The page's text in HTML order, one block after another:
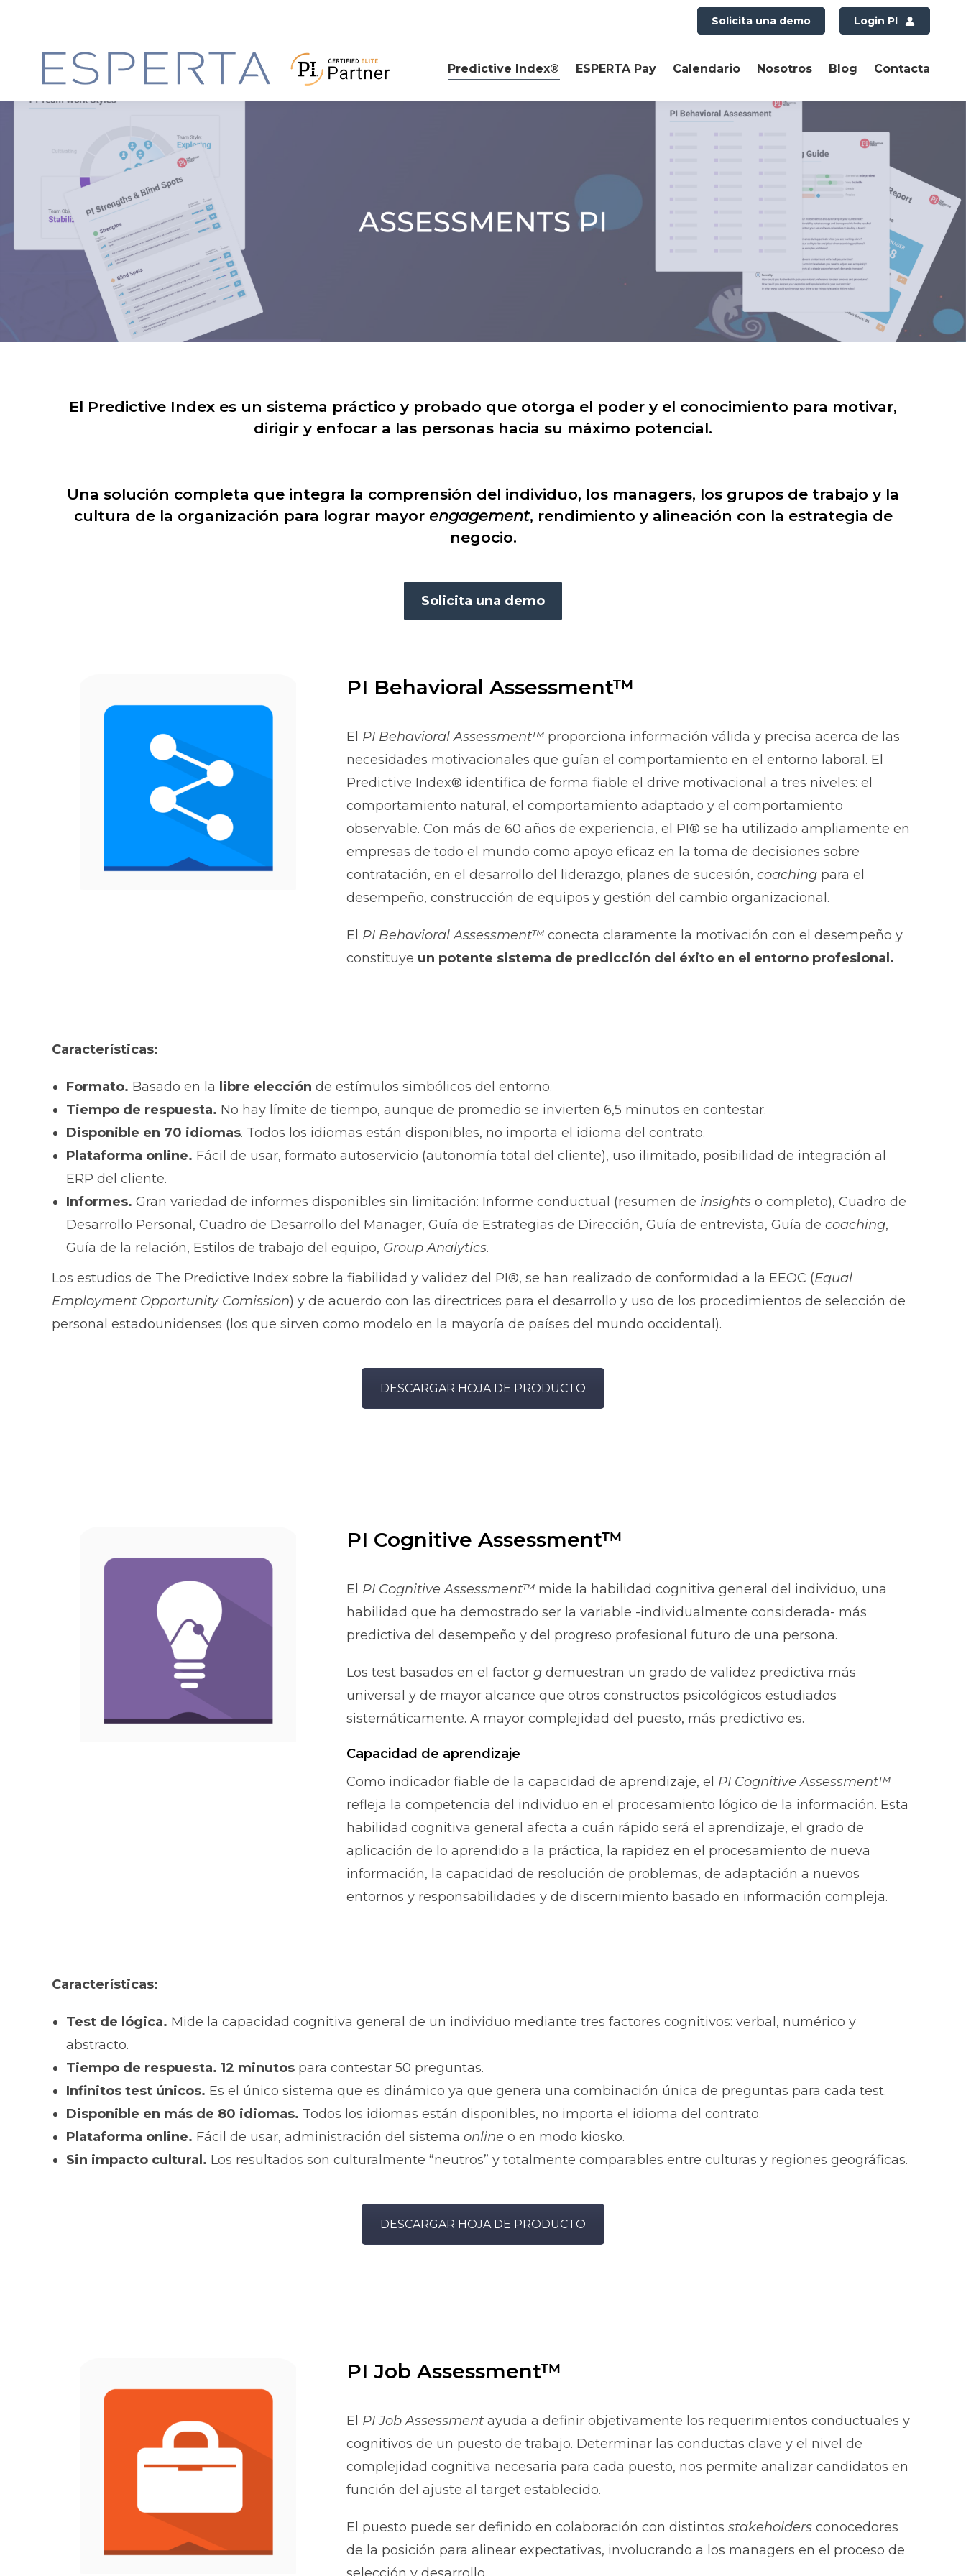
Solicita una demo Login PI
Predictive Index® ESPERTA Pay Calendario Nosotros Blog Contacta
El Predictive Index es un sistema práctico y probado que otorga el poder y el conocimiento para motivar,
dirigir y enfocar a las personas hacia su máximo potencial.
Una solución completa que integra la comprensión del individuo, los managers, los grupos de trabajo y la
cultura de la organización para lograr mayor engagement, rendimiento y alineación con la estrategia de
negocio.
Solicita una demo
PI Behavioral Assessment™
El PI Behavioral Assessment™ proporciona información válida y precisa acerca de las
necesidades motivacionales que guían el comportamiento en el entorno laboral. El
Predictive Index® identifica de forma fiable el drive motivacional a tres niveles: el
comportamiento natural, el comportamiento adaptado y el comportamiento
observable. Con más de 60 años de experiencia, el PI® se ha utilizado ampliamente en
empresas de todo el mundo como apoyo eficaz en la toma de decisiones sobre
contratación, en el desarrollo del liderazgo, planes de sucesión, coaching para el
desempeño, construcción de equipos y gestión del cambio organizacional.
El PI Behavioral Assessment™ conecta claramente la motivación con el desempeño y
constituye un potente sistema de predicción del éxito en el entorno profesional.
Características:
Formato. Basado en la libre elección de estímulos simbólicos del entorno.
Tiempo de respuesta. No hay límite de tiempo, aunque de promedio se invierten 6,5 minutos en contestar.
Disponible en 70 idiomas. Todos los idiomas están disponibles, no importa el idioma del contrato.
Plataforma online. Fácil de usar, formato autoservicio (autonomía total del cliente), uso ilimitado, posibilidad de integración al
ERP del cliente.
Informes. Gran variedad de informes disponibles sin limitación: Informe conductual (resumen de insights o completo), Cuadro de
Desarrollo Personal, Cuadro de Desarrollo del Manager, Guía de Estrategias de Dirección, Guía de entrevista, Guía de coaching,
Guía de la relación, Estilos de trabajo del equipo, Group Analytics.
Los estudios de The Predictive Index sobre la fiabilidad y validez del PI®, se han realizado de conformidad a la EEOC (Equal
Employment Opportunity Comission) y de acuerdo con las directrices para el desarrollo y uso de los procedimientos de selección de
personal estadounidenses (los que sirven como modelo en la mayoría de países del mundo occidental).
DESCARGAR HOJA DE PRODUCTO
PI Cognitive Assessment™
El PI Cognitive Assessment™ mide la habilidad cognitiva general del individuo, una
habilidad que ha demostrado ser la variable -individualmente considerada- más
predictiva del desempeño y del progreso profesional futuro de una persona.
Los test basados en el factor g demuestran un grado de validez predictiva más
universal y de mayor alcance que otros constructos psicológicos estudiados
sistemáticamente. A mayor complejidad del puesto, más predictivo es.
Capacidad de aprendizaje
Como indicador fiable de la capacidad de aprendizaje, el PI Cognitive Assessment™
refleja la competencia del individuo en el procesamiento lógico de la información. Esta
habilidad cognitiva general afecta a cuán rápido será el aprendizaje, el grado de
aplicación de lo aprendido a la práctica, la rapidez en el procesamiento de nueva
información, la capacidad de resolución de problemas, de adaptación a nuevos
entornos y responsabilidades y de discernimiento basado en información compleja.
Características:
Test de lógica. Mide la capacidad cognitiva general de un individuo mediante tres factores cognitivos: verbal, numérico y
abstracto.
Tiempo de respuesta. 12 minutos para contestar 50 preguntas.
Infinitos test únicos. Es el único sistema que es dinámico ya que genera una combinación única de preguntas para cada test.
Disponible en más de 80 idiomas. Todos los idiomas están disponibles, no importa el idioma del contrato.
Plataforma online. Fácil de usar, administración del sistema online o en modo kiosko.
Sin impacto cultural. Los resultados son culturalmente “neutros” y totalmente comparables entre culturas y regiones geográficas.
DESCARGAR HOJA DE PRODUCTO
PI Job Assessment™
El PI JobAssessment ayuda a definir objetivamente los requerimientos conductuales y
cognitivos de un puesto de trabajo. Determinar las conductas clave y el nivel de
complejidad cognitiva necesaria para cada puesto, nos permite analizar candidatos en
función del ajuste al target establecido.
El puesto puede ser definido en colaboración con distintos stakeholders conocedores
de la posición para alinear expectativas, involucrando a los managers en el proceso de